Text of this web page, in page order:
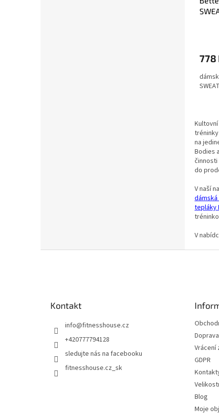
778
na
Bodies
do
V naší
tepláky
V
Kontakt
info@fitnesshouse.cz
+420777794128
sledujte nás na facebooku
fitnesshouse.cz_sk
Vrácení
GDPR
Blog
Moje